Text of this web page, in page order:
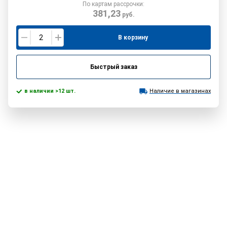
По картам рассрочки:
381,23руб.
В корзину
Быстрый заказ
в наличии >12 шт. Наличие в магазинах